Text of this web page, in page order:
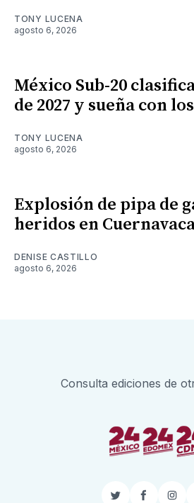
TONY LUCENA
agosto 6, 2026
México Sub-20
de 2027 y sueña con
TONY LUCENA
agosto 6, 2026
Explosión de pipa de
heridos en
DENISE CASTILLO
agosto 6, 2026
Consulta ediciones de